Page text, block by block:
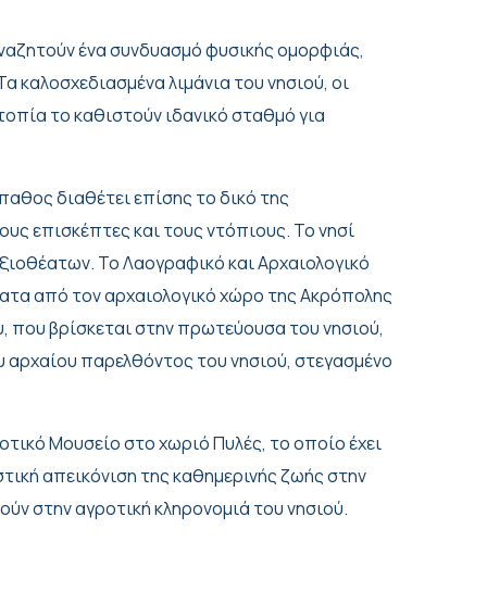
ένα συνδυασμό φυσικής ομορφιάς,
καλοσχεδιασμένα λιμάνια του νησιού, οι
το καθιστούν ιδανικό σταθμό για
διαθέτει επίσης το δικό της
επισκέπτες και τους ντόπιους. Το νησί
Το Λαογραφικό και Αρχαιολογικό
από τον αρχαιολογικό χώρο της Ακρόπολης
βρίσκεται στην πρωτεύουσα του νησιού,
παρελθόντος του νησιού, στεγασμένο
Μουσείο στο χωριό Πυλές, το οποίο έχει
απεικόνιση της καθημερινής ζωής στην
στην αγροτική κληρονομιά του νησιού.